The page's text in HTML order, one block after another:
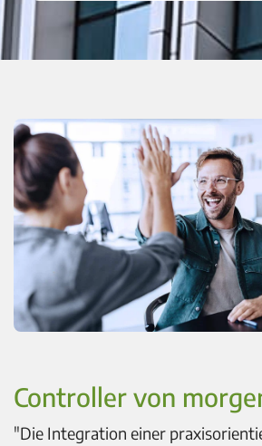
Controller von
"Die Integration einer